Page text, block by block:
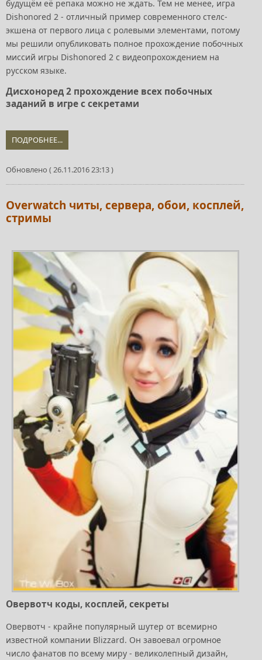
будущём её репака можно не ждать. Тем не менее, игра
Dishonored 2 - отличный пример современного стелс-
экшена от первого лица с ролевыми элементами, потому
мы решили опубликовать полное прохождение побочных
миссий игры Dishonored 2 c видеопрохождением на
русском языке.
Дисхоноред 2 прохождение всех побочных
заданий в игре с секретами
ПОДРОБНЕЕ...
Обновлено ( 26.11.2016 23:13 )
Overwatch читы, сервера, обои, косплей,
стримы
Овервотч коды, косплей, секреты
Овервотч - крайне популярный шутер от всемирно
известной компании Blizzard. Он завоевал огромное
число фанатов по всему миру - великолепный дизайн,